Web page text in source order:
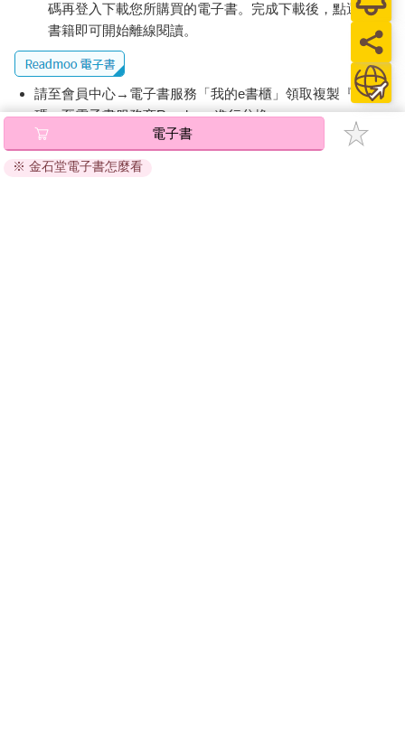
碼再登入下載您所購買的電子書。完成下載後，點選任一
書籍即可開始離線閱讀。
請至會員中心→電子書服務「我的e書櫃」領取複製『兌換
碼』至電子書服務商Readmoo進行兌換。
退換貨須知：
因版權保護，您在金石堂所購買的電子書僅能以金石堂專屬
電子書
※ 金石堂電子書怎麼看